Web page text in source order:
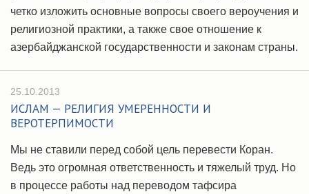
четко изложить основные вопросы своего вероучения и
религиозной практики, а также свое отношение к
азербайджанской государственности и законам страны.
25.10.2013
ИСЛАМ — РЕЛИГИЯ УМЕРЕННОСТИ И
ВЕРОТЕРПИМОСТИ
Мы не ставили перед собой цель перевести Коран.
Ведь это огромная ответственность и тяжелый труд. Но
в процессе работы над переводом тафсира